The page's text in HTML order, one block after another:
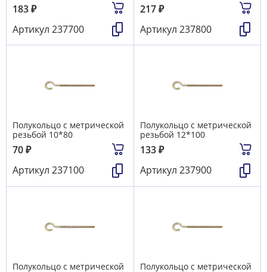
183₽
Артикул 237700
217₽
Артикул 237800
Полукольцо с метрической
резьбой 10*80
70₽
Артикул 237100
Полукольцо с метрической
резьбой 12*100
133₽
Артикул 237900
Полукольцо с метрической
Полукольцо с метрической